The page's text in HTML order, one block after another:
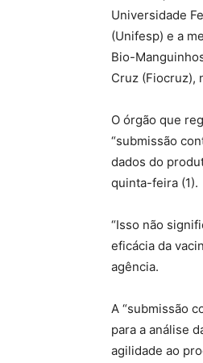
Universidade
(Unifesp) e a
Bio-
Cruz (Fiocruz),
O órgão que
“submissão
dados do
quinta-feira (1).
“Isso não
eficácia da
agência.
A “submissão
para a análise
agilidade ao